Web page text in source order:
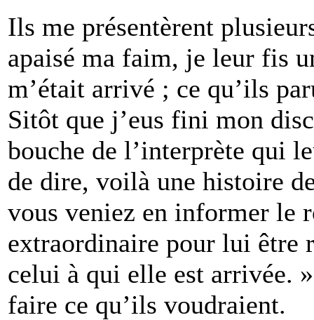
Ils me présentèrent
apaisé ma faim, je leur fis
m’était arrivé ; ce qu’ils
Sitôt que j’eus fini mon
bouche de l’interprète qui
de dire, voilà une histoire
vous veniez en informer le
extraordinaire pour lui être
celui à qui elle est arrivée.
faire ce qu’ils voudraient.